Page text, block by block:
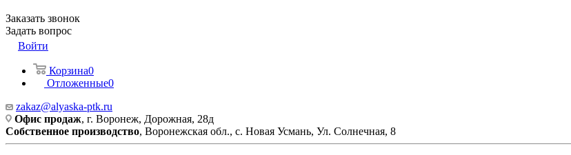
Заказать звонок
Задать вопрос
Войти
Корзина0
Отложенные0
zakaz@alyaska-ptk.ru
Офис продаж, г. Воронеж, Дорожная, 28д
Собственное производство, Воронежская обл., с. Новая Усмань, Ул. Солнечная, 8